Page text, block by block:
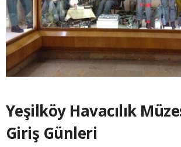
Yeşilköy Havacılık
Giriş Günleri